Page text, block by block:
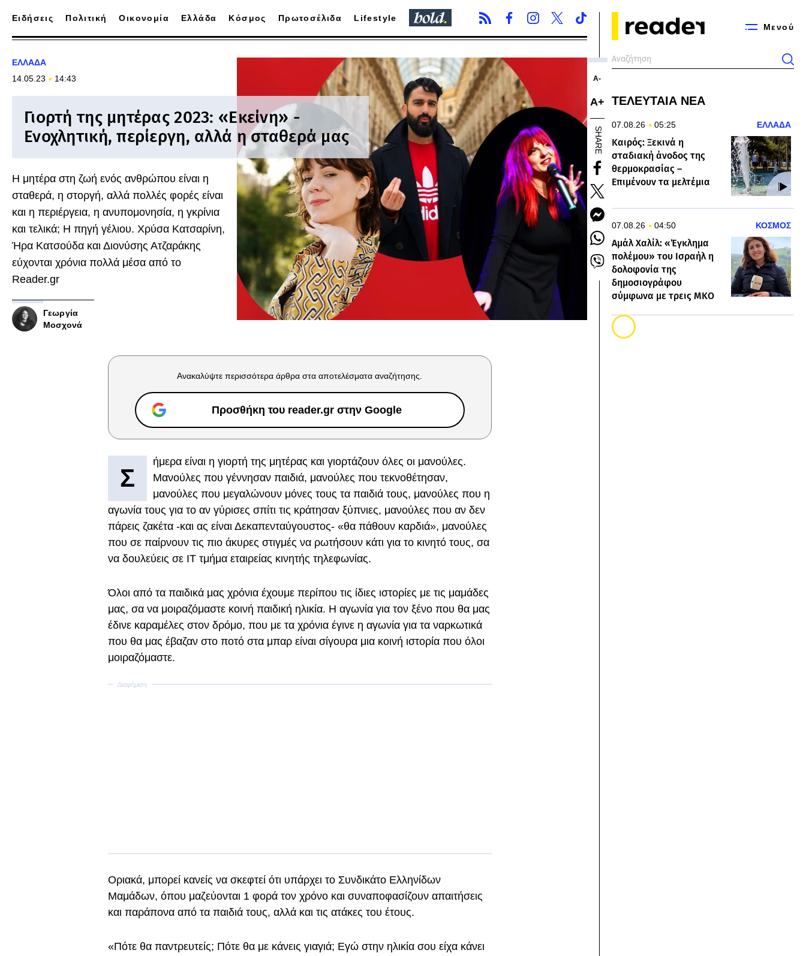
Μενού
Ειδήσεις Πολιτική Οικονομία Ελλάδα Κόσμος Πρωτοσέλιδα Lifestyle
ΕΛΛΑΔΑ
14.05.23
14:43
Γιορτή της μητέρας 2023: «Εκείνη» -
Ενοχλητική, περίεργη, αλλά η σταθερά μας
Η μητέρα στη ζωή ενός ανθρώπου είναι η
σταθερά, η στοργή, αλλά πολλές φορές είναι
και η περιέργεια, η ανυπομονησία, η γκρίνια
και τελικά; Η πηγή γέλιου. Χρύσα Κατσαρίνη,
Ήρα Κατσούδα και Διονύσης Ατζαράκης
εύχονται χρόνια πολλά μέσα από το
Reader.gr
Γεωργία
Μοσχονά
Α-
Α+
SHARE
Ανακαλύψτε περισσότερα άρθρα στα αποτελέσματα αναζήτησης.
Προσθήκη του reader.gr στην Google
Σ
ήμερα είναι η γιορτή της μητέρας και γιορτάζουν όλες οι μανούλες.
Μανούλες που γέννησαν παιδιά, μανούλες που τεκνοθέτησαν,
μανούλες που μεγαλώνουν μόνες τους τα παιδιά τους, μανούλες που η
αγωνία τους για το αν γύρισες σπίτι τις κράτησαν ξύπνιες, μανούλες που αν δεν
πάρεις ζακέτα -και ας είναι Δεκαπενταύγουστος- «θα πάθουν καρδιά», μανούλες
που σε παίρνουν τις πιο άκυρες στιγμές να ρωτήσουν κάτι για το κινητό τους, σα
να δουλεύεις σε IT τμήμα εταιρείας κινητής τηλεφωνίας.
Όλοι από τα παιδικά μας χρόνια έχουμε περίπου τις ίδιες ιστορίες με τις μαμάδες
μας, σα να μοιραζόμαστε κοινή παιδική ηλικία. Η αγωνία για τον ξένο που θα μας
έδινε καραμέλες στον δρόμο, που με τα χρόνια έγινε η αγωνία για τα ναρκωτικά
που θα μας έβαζαν στο ποτό στα μπαρ είναι σίγουρα μια κοινή ιστορία που όλοι
μοιραζόμαστε.
Οριακά, μπορεί κανείς να σκεφτεί ότι υπάρχει το Συνδικάτο Ελληνίδων
Μαμάδων, όπου μαζεύονται 1 φορά τον χρόνο και συναποφασίζουν απαιτήσεις
και παράπονα από τα παιδιά τους, αλλά και τις ατάκες του έτους.
«Πότε θα παντρευτείς; Πότε θα με κάνεις γιαγιά; Εγώ στην ηλικία σου είχα κάνει
ΤΕΛΕΥΤΑΙΑ ΝΕΑ
07.08.26 05:25 ΕΛΛΑΔΑ
Καιρός: Ξεκινά η
σταδιακή άνοδος της
θερμοκρασίας –
Επιμένουν τα μελτέμια
07.08.26 04:50 ΚΟΣΜΟΣ
Αμάλ Χαλίλ: «Έγκλημα
πολέμου» του Ισραήλ η
δολοφονία της
δημοσιογράφου
σύμφωνα με τρεις ΜΚΟ